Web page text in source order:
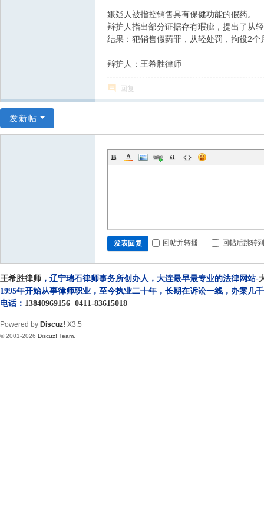
嫌疑人被指控销售具有保健功能的假药。
辩护人指出部分证据存有瑕疵，提出了从
结果：犯销售假药罪，从轻处罚，拘役2个
辩护人：王希胜律师
回复
发新帖
发表回复 回帖并转播 回帖后跳转
王希胜律师 ，辽宁瑞石律师事务所创办人，大连最早最专业的法律网站-
1995年开始从事律师职业，至今执业二十年，长期在诉讼一线，办案几
电话： 13840969156 0411-83615018
Powered by Discuz! X3.5
© 2001-2026 Discuz! Team